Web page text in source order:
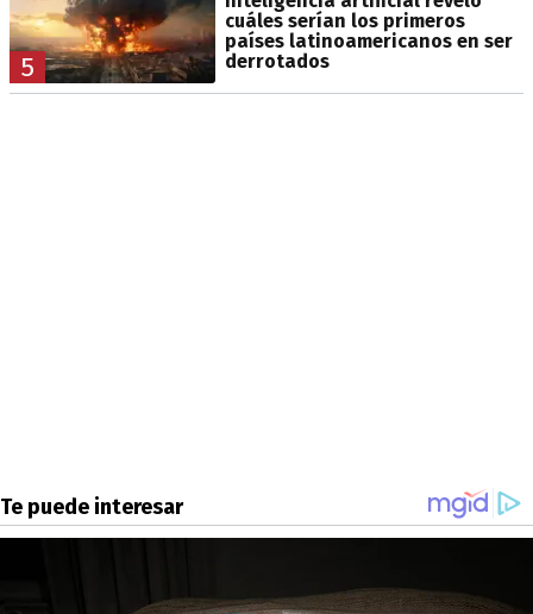
5
cuáles serían los primeros
países latinoamericanos en ser
derrotados